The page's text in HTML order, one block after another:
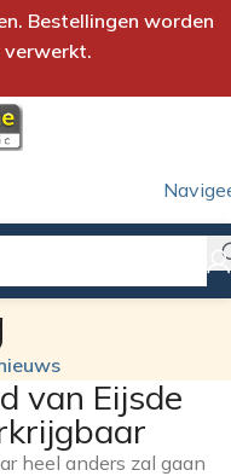
Bestellingen worden
van Eijsde
heel anders zal gaan